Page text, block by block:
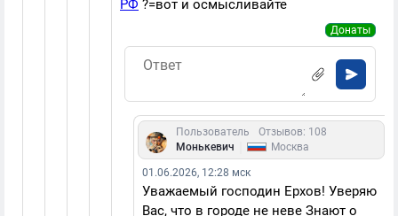
РФ ?=вот и осмысливайте
Донаты
Пользователь
Отзывов: 108
Монькевич
Москва
01.06.2026, 12:28 мск
Уважаемый господин Ерхов! Уверяю
Вас, что в городе не неве Знают о